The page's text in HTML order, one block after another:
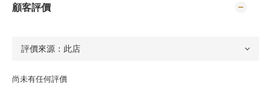
顧客評價
尚未有任何評價